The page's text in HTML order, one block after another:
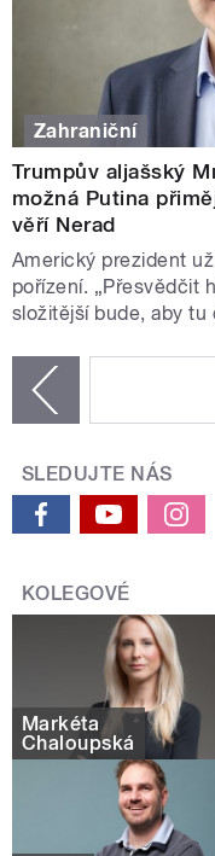
Zahraniční
Trumpův aljašský
možná Putina
věří Nerad
Americký prezident
pořízení. „Přesvědčit
složitější bude, aby tu
SLEDUJTE NÁS
KOLEGOVÉ
Markéta
Chaloupská